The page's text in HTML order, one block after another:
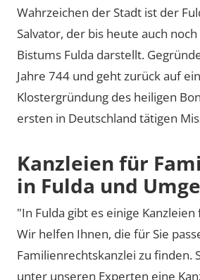
Wahrzeichen der Stadt ist der
Salvator, der bis heute auch
Bistums Fulda darstellt.
Jahre 744 und geht zurück auf
Klostergründung des heiligen
ersten in Deutschland tätigen
Kanzleien für
in Fulda und
"In Fulda gibt es einige
Wir helfen Ihnen, die für Sie
Familienrechtskanzlei zu finden.
unter unseren Experten eine